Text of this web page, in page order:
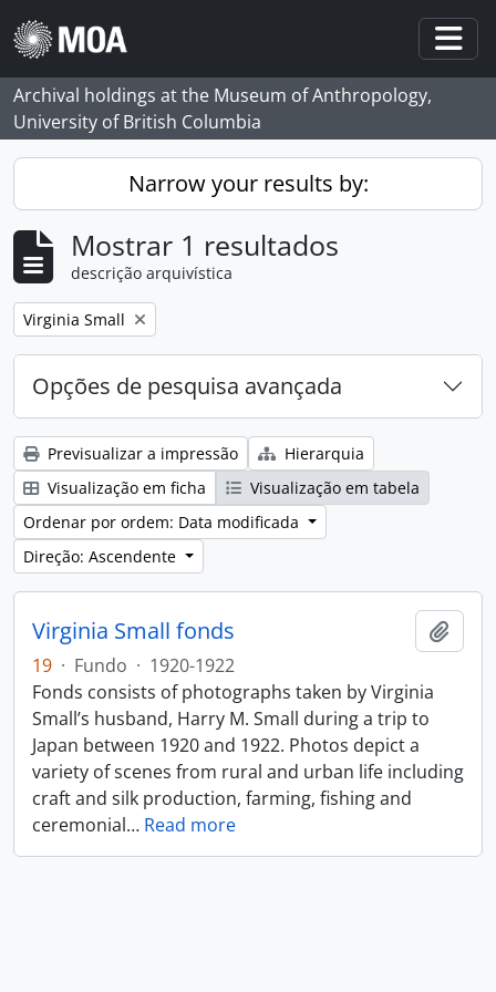
Skip to main content
Archival holdings at the Museum of Anthropology,
University of British Columbia
Narrow your results by:
Mostrar 1 resultados
descrição arquivística
Remove filter:
Virginia Small
Opções de pesquisa avançada
Previsualizar a impressão
Hierarquia
Visualização em ficha
Visualização em tabela
Ordenar por ordem: Data modificada
Direção: Ascendente
Virginia Small fonds
19 · Fundo · 1920-1922
Fonds consists of photographs taken by Virginia
Small’s husband, Harry M. Small during a trip to
Japan between 1920 and 1922. Photos depict a
variety of scenes from rural and urban life including
craft and silk production, farming, fishing and
ceremonial… Read more